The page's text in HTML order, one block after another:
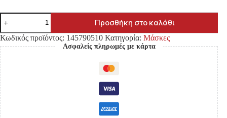
ΜΑΣΚΑ
MITSUBISHI
L200
'06-
'09
ΜΟΝΗ
ΚΑΜΠΙΝΑ
ΜΑΥΡΗ
ποσότητα
Προσθήκη στο καλάθι
Κωδικός προϊόντος: 145790510 Κατηγορία: Μάσκες
Ασφαλείς πληρωμές με κάρτα